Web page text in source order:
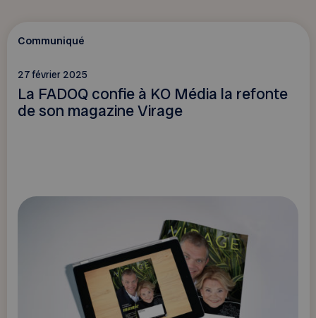
Communiqué
27 février 2025
La FADOQ confie à KO Média la refonte
de son magazine Virage